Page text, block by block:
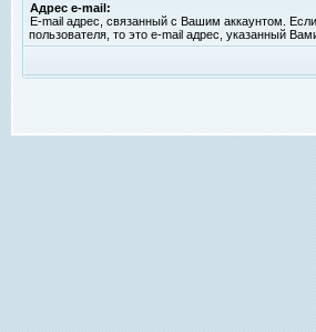
Адрес e-mail:
E-mail адрес, связанный с Вашим аккаунтом.
пользователя, то это e-mail адрес, указанный